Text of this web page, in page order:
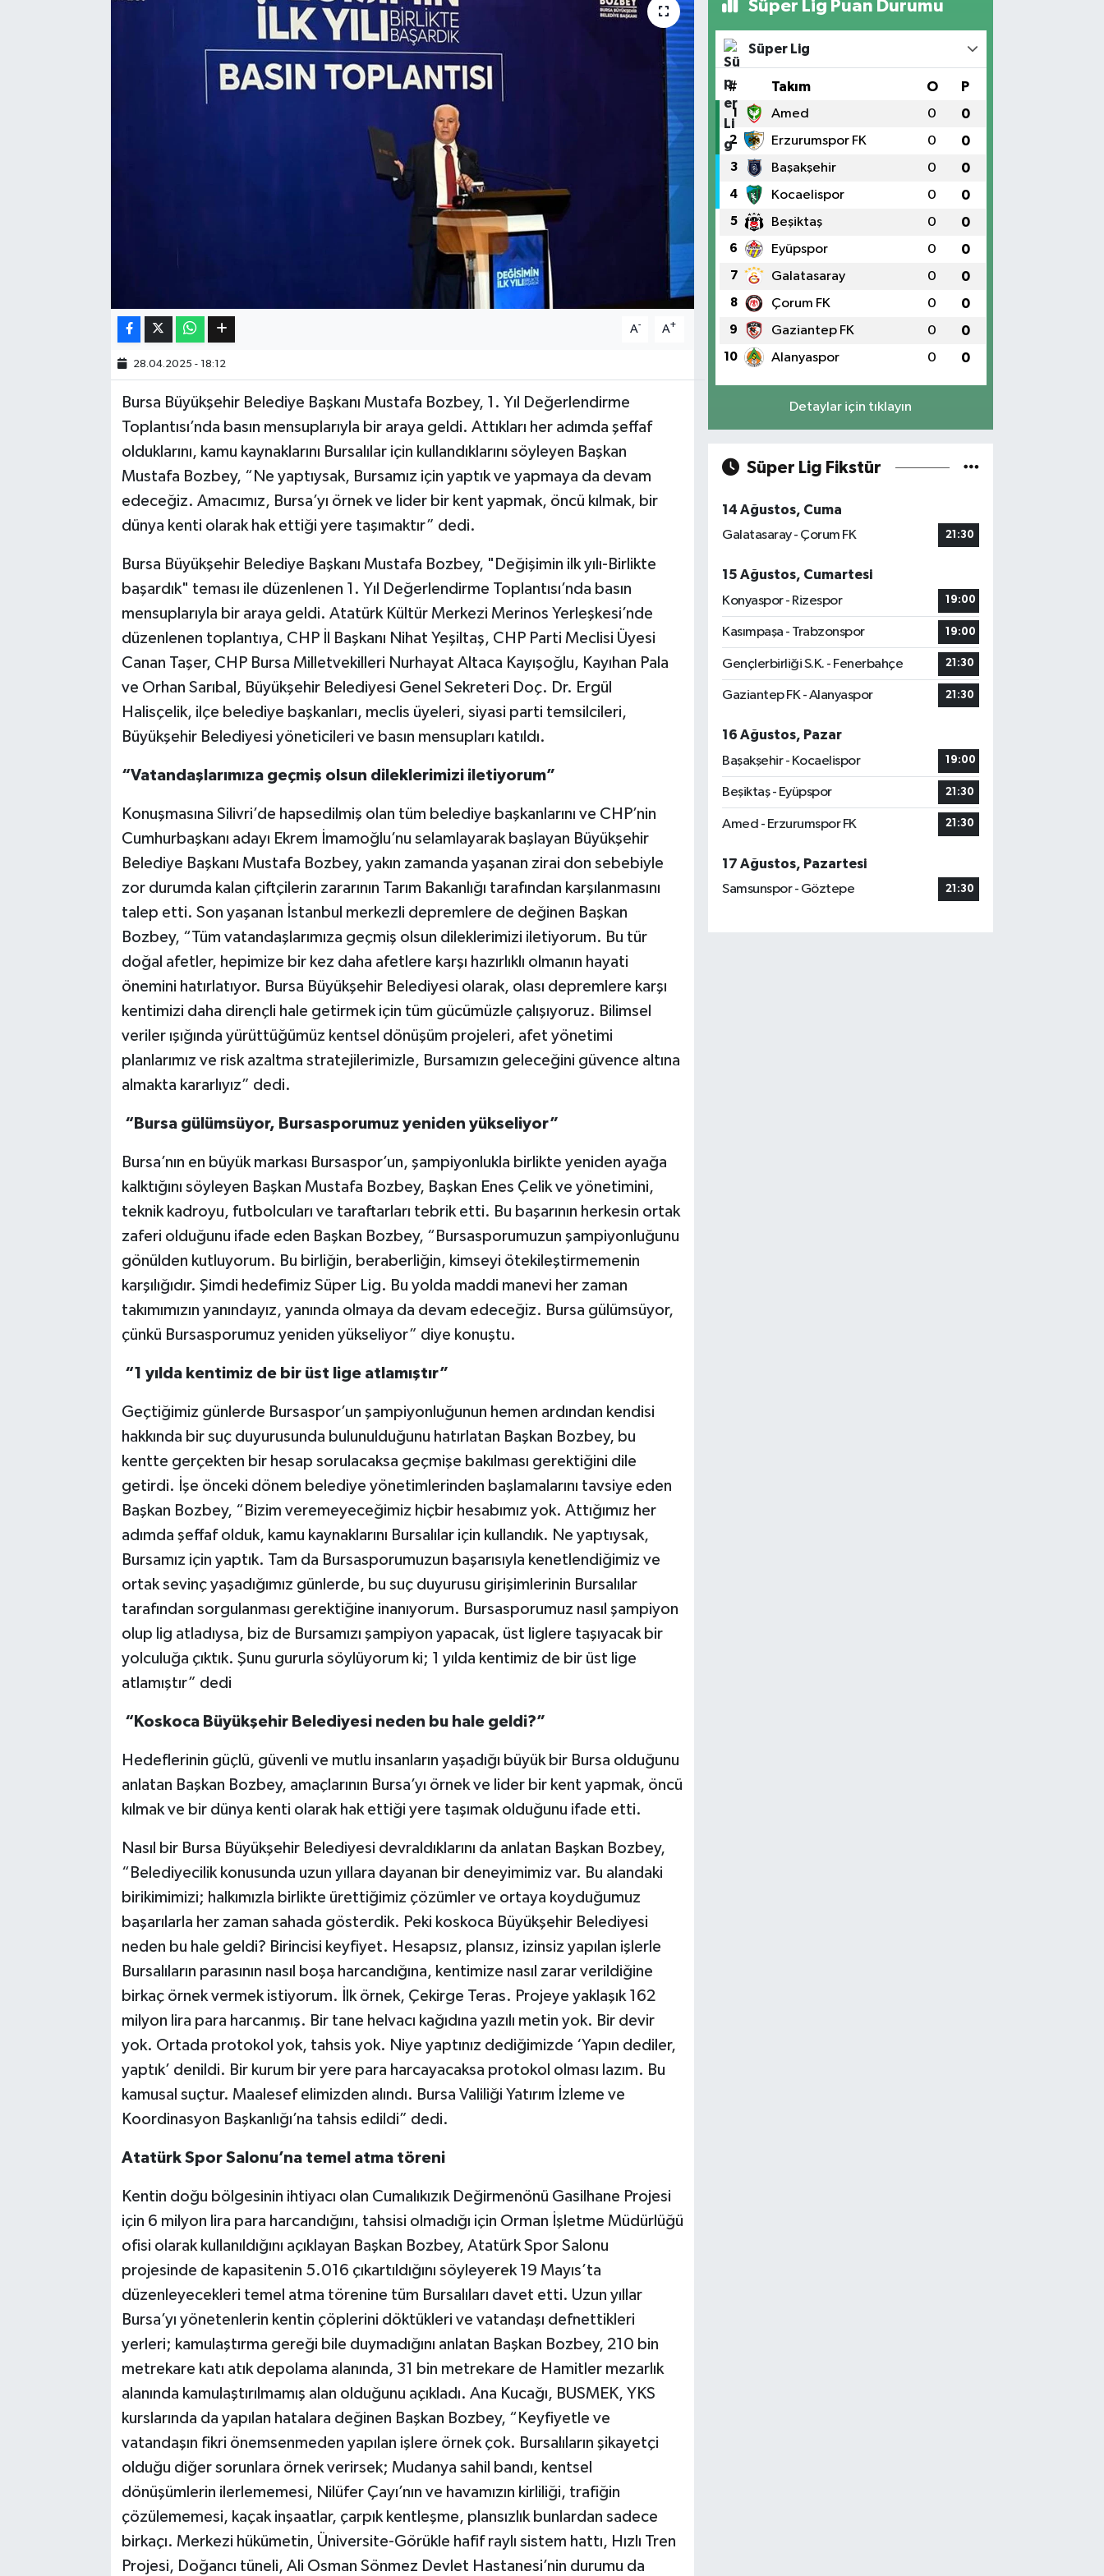
A- A+
28.04.2025 - 18:12
Bursa Büyükşehir Belediye Başkanı Mustafa Bozbey, 1. Yıl Değerlendirme
Toplantısı’nda basın mensuplarıyla bir araya geldi. Attıkları her adımda şeffaf
olduklarını, kamu kaynaklarını Bursalılar için kullandıklarını söyleyen Başkan
Mustafa Bozbey, “Ne yaptıysak, Bursamız için yaptık ve yapmaya da devam
edeceğiz. Amacımız, Bursa’yı örnek ve lider bir kent yapmak, öncü kılmak, bir
dünya kenti olarak hak ettiği yere taşımaktır” dedi.
Bursa Büyükşehir Belediye Başkanı Mustafa Bozbey, "Değişimin ilk yılı-Birlikte
başardık" teması ile düzenlenen 1. Yıl Değerlendirme Toplantısı’nda basın
mensuplarıyla bir araya geldi. Atatürk Kültür Merkezi Merinos Yerleşkesi’nde
düzenlenen toplantıya, CHP İl Başkanı Nihat Yeşiltaş, CHP Parti Meclisi Üyesi
Canan Taşer, CHP Bursa Milletvekilleri Nurhayat Altaca Kayışoğlu, Kayıhan Pala
ve Orhan Sarıbal, Büyükşehir Belediyesi Genel Sekreteri Doç. Dr. Ergül
Halisçelik, ilçe belediye başkanları, meclis üyeleri, siyasi parti temsilcileri,
Büyükşehir Belediyesi yöneticileri ve basın mensupları katıldı.
“Vatandaşlarımıza geçmiş olsun dileklerimizi iletiyorum”
Konuşmasına Silivri’de hapsedilmiş olan tüm belediye başkanlarını ve CHP’nin
Cumhurbaşkanı adayı Ekrem İmamoğlu’nu selamlayarak başlayan Büyükşehir
Belediye Başkanı Mustafa Bozbey, yakın zamanda yaşanan zirai don sebebiyle
zor durumda kalan çiftçilerin zararının Tarım Bakanlığı tarafından karşılanmasını
talep etti. Son yaşanan İstanbul merkezli depremlere de değinen Başkan
Bozbey, “Tüm vatandaşlarımıza geçmiş olsun dileklerimizi iletiyorum. Bu tür
doğal afetler, hepimize bir kez daha afetlere karşı hazırlıklı olmanın hayati
önemini hatırlatıyor. Bursa Büyükşehir Belediyesi olarak, olası depremlere karşı
kentimizi daha dirençli hale getirmek için tüm gücümüzle çalışıyoruz. Bilimsel
veriler ışığında yürüttüğümüz kentsel dönüşüm projeleri, afet yönetimi
planlarımız ve risk azaltma stratejilerimizle, Bursamızın geleceğini güvence altına
almakta kararlıyız” dedi.
“Bursa gülümsüyor, Bursasporumuz yeniden yükseliyor”
Bursa’nın en büyük markası Bursaspor’un, şampiyonlukla birlikte yeniden ayağa
kalktığını söyleyen Başkan Mustafa Bozbey, Başkan Enes Çelik ve yönetimini,
teknik kadroyu, futbolcuları ve taraftarları tebrik etti. Bu başarının herkesin ortak
zaferi olduğunu ifade eden Başkan Bozbey, “Bursasporumuzun şampiyonluğunu
gönülden kutluyorum. Bu birliğin, beraberliğin, kimseyi ötekileştirmemenin
karşılığıdır. Şimdi hedefimiz Süper Lig. Bu yolda maddi manevi her zaman
takımımızın yanındayız, yanında olmaya da devam edeceğiz. Bursa gülümsüyor,
çünkü Bursasporumuz yeniden yükseliyor” diye konuştu.
“1 yılda kentimiz de bir üst lige atlamıştır”
Geçtiğimiz günlerde Bursaspor’un şampiyonluğunun hemen ardından kendisi
hakkında bir suç duyurusunda bulunulduğunu hatırlatan Başkan Bozbey, bu
kentte gerçekten bir hesap sorulacaksa geçmişe bakılması gerektiğini dile
getirdi. İşe önceki dönem belediye yönetimlerinden başlamalarını tavsiye eden
Başkan Bozbey, “Bizim veremeyeceğimiz hiçbir hesabımız yok. Attığımız her
adımda şeffaf olduk, kamu kaynaklarını Bursalılar için kullandık. Ne yaptıysak,
Bursamız için yaptık. Tam da Bursasporumuzun başarısıyla kenetlendiğimiz ve
ortak sevinç yaşadığımız günlerde, bu suç duyurusu girişimlerinin Bursalılar
tarafından sorgulanması gerektiğine inanıyorum. Bursasporumuz nasıl şampiyon
olup lig atladıysa, biz de Bursamızı şampiyon yapacak, üst liglere taşıyacak bir
yolculuğa çıktık. Şunu gururla söylüyorum ki; 1 yılda kentimiz de bir üst lige
atlamıştır” dedi
“Koskoca Büyükşehir Belediyesi neden bu hale geldi?”
Hedeflerinin güçlü, güvenli ve mutlu insanların yaşadığı büyük bir Bursa olduğunu
anlatan Başkan Bozbey, amaçlarının Bursa’yı örnek ve lider bir kent yapmak, öncü
kılmak ve bir dünya kenti olarak hak ettiği yere taşımak olduğunu ifade etti.
Nasıl bir Bursa Büyükşehir Belediyesi devraldıklarını da anlatan Başkan Bozbey,
“Belediyecilik konusunda uzun yıllara dayanan bir deneyimimiz var. Bu alandaki
birikimimizi; halkımızla birlikte ürettiğimiz çözümler ve ortaya koyduğumuz
başarılarla her zaman sahada gösterdik. Peki koskoca Büyükşehir Belediyesi
neden bu hale geldi? Birincisi keyfiyet. Hesapsız, plansız, izinsiz yapılan işlerle
Bursalıların parasının nasıl boşa harcandığına, kentimize nasıl zarar verildiğine
birkaç örnek vermek istiyorum. İlk örnek, Çekirge Teras. Projeye yaklaşık 162
milyon lira para harcanmış. Bir tane helvacı kağıdına yazılı metin yok. Bir devir
yok. Ortada protokol yok, tahsis yok. Niye yaptınız dediğimizde ‘Yapın dediler,
yaptık’ denildi. Bir kurum bir yere para harcayacaksa protokol olması lazım. Bu
kamusal suçtur. Maalesef elimizden alındı. Bursa Valiliği Yatırım İzleme ve
Koordinasyon Başkanlığı’na tahsis edildi” dedi.
Atatürk Spor Salonu’na temel atma töreni
Kentin doğu bölgesinin ihtiyacı olan Cumalıkızık Değirmenönü Gasilhane Projesi
için 6 milyon lira para harcandığını, tahsisi olmadığı için Orman İşletme Müdürlüğü
ofisi olarak kullanıldığını açıklayan Başkan Bozbey, Atatürk Spor Salonu
projesinde de kapasitenin 5.016 çıkartıldığını söyleyerek 19 Mayıs’ta
düzenleyecekleri temel atma törenine tüm Bursalıları davet etti. Uzun yıllar
Bursa’yı yönetenlerin kentin çöplerini döktükleri ve vatandaşı defnettikleri
yerleri; kamulaştırma gereği bile duymadığını anlatan Başkan Bozbey, 210 bin
metrekare katı atık depolama alanında, 31 bin metrekare de Hamitler mezarlık
alanında kamulaştırılmamış alan olduğunu açıkladı. Ana Kucağı, BUSMEK, YKS
kurslarında da yapılan hatalara değinen Başkan Bozbey, “Keyfiyetle ve
vatandaşın fikri önemsenmeden yapılan işlere örnek çok. Bursalıların şikayetçi
olduğu diğer sorunlara örnek verirsek; Mudanya sahil bandı, kentsel
dönüşümlerin ilerlememesi, Nilüfer Çayı’nın ve havamızın kirliliği, trafiğin
çözülememesi, kaçak inşaatlar, çarpık kentleşme, plansızlık bunlardan sadece
birkaçı. Merkezi hükümetin, Üniversite-Görükle hafif raylı sistem hattı, Hızlı Tren
Projesi, Doğancı tüneli, Ali Osman Sönmez Devlet Hastanesi’nin durumu da
Süper Lig Puan Durumu
Süper Lig
# Takım O P
1 Amed 0 0
2 Erzurumspor FK 0 0
3 Başakşehir 0 0
4 Kocaelispor 0 0
5 Beşiktaş 0 0
6 Eyüpspor 0 0
7 Galatasaray 0 0
8 Çorum FK 0 0
9 Gaziantep FK 0 0
10 Alanyaspor 0 0
Detaylar için tıklayın
Süper Lig Fikstür
14 Ağustos, Cuma
Galatasaray - Çorum FK
21:30
15 Ağustos, Cumartesi
Konyaspor - Rizespor
19:00
Kasımpaşa - Trabzonspor 19:00
Gençlerbirliği S.K. - Fenerbahçe 21:30
Gaziantep FK - Alanyaspor 21:30
16 Ağustos, Pazar
Başakşehir - Kocaelispor
19:00
Beşiktaş - Eyüpspor 21:30
Amed - Erzurumspor FK 21:30
17 Ağustos, Pazartesi
Samsunspor - Göztepe
21:30
Bilim, Teknoloji